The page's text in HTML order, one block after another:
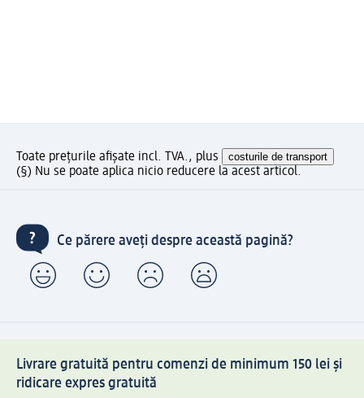
Toate prețurile afișate incl. TVA., plus costurile de transport
(§) Nu se poate aplica nicio reducere la acest articol.
Ce părere aveți despre această pagină?
Livrare gratuită pentru comenzi de minimum 150 lei și
ridicare expres gratuită